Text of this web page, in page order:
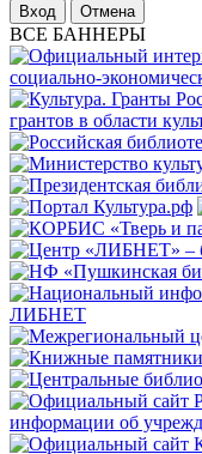
Отмена
ВСЕ БАННЕРЫ